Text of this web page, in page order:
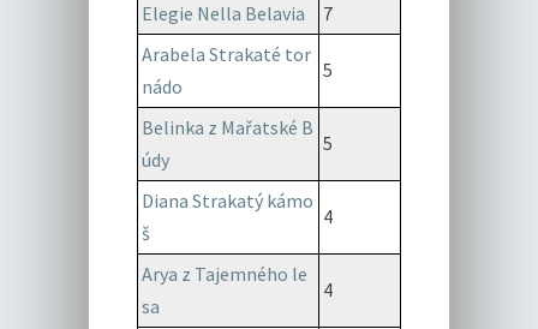
Elegie Nella Belavia
7
Arabela Strakaté tor
nádo
5
Belinka z Mařatské B
údy
5
Diana Strakatý kámo
š
4
Arya z Tajemného le
sa
4